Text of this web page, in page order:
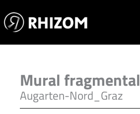
to
content
Mural fragmental
Augarten-Nord_Graz